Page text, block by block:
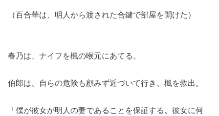
（百合華は、明人から渡された合鍵で部屋を開けた）
春乃は、ナイフを楓の喉元にあてる。
伯郎は、自らの危険も顧みず近づいて行き、楓を救出。
「僕が彼女が明人の妻であることを保証する。彼女に何